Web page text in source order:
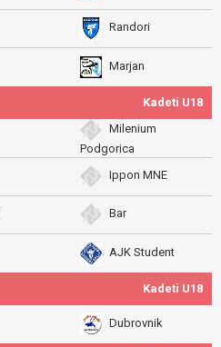
Randori
Marjan
Kadeti U18
Milenium
Podgorica
Ippon MNE
Bar
AJK Student
Kadeti U18
Dubrovnik